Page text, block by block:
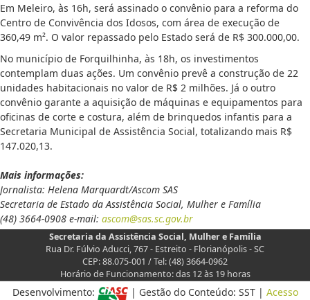
Em Meleiro, às 16h, será assinado o convênio para a reforma do
Centro de Convivência dos Idosos, com área de execução de
360,49 m². O valor repassado pelo Estado será de R$ 300.000,00.
No município de Forquilhinha, às 18h, os investimentos
contemplam duas ações. Um convênio prevê a construção de 22
unidades habitacionais no valor de R$ 2 milhões. Já o outro
convênio garante a aquisição de máquinas e equipamentos para
oficinas de corte e costura, além de brinquedos infantis para a
Secretaria Municipal de Assistência Social, totalizando mais R$
147.020,13.
Mais informações:
Jornalista: Helena Marquardt/Ascom SAS
Secretaria de Estado da Assistência Social, Mulher e Família
(48) 3664-0908 e-mail: ascom@sas.sc.gov.br
Secretaria da Assistência Social, Mulher e Família
Rua Dr. Fúlvio Aducci, 767 - Estreito - Florianópolis - SC
CEP: 88.075-001 / Tel: (48) 3664-0962
Horário de Funcionamento: das 12 às 19 horas
Desenvolvimento: | Gestão do Conteúdo: SST | Acesso